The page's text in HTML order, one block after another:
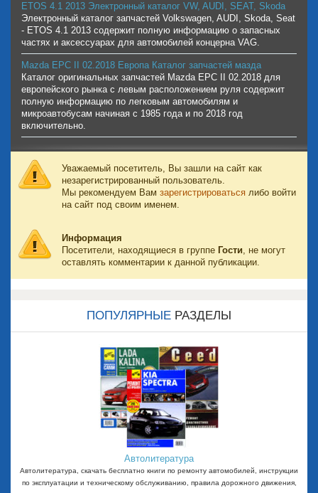
ETOS 4.1 2013 Электронный каталог VW, AUDI, SEAT, Skoda
Электронный каталог запчастей Volkswagen, AUDI, Skoda, Seat
- ETOS 4.1 2013 содержит полную информацию о запасных
частях и аксессуарах для автомобилей концерна VAG.
Mazda EPC II 02.2018 Европа Каталог запчастей мазда
Каталог оригинальных запчастей Mazda EPC II 02.2018 для
европейского рынка с левым расположением руля содержит
полную информацию по легковым автомобилям и
микроавтобусам начиная с 1985 года и по 2018 год
включительно.
Уважаемый посетитель, Вы зашли на сайт как
незарегистрированный пользователь.
Мы рекомендуем Вам зарегистрироваться либо войти
на сайт под своим именем.
Информация
Посетители, находящиеся в группе Гости, не могут
оставлять комментарии к данной публикации.
ПОПУЛЯРНЫЕ РАЗДЕЛЫ
Автолитература
Автолитература, скачать бесплатно книги по ремонту автомобилей, инструкции
по эксплуатации и техническому обслуживанию, правила дорожного движения,